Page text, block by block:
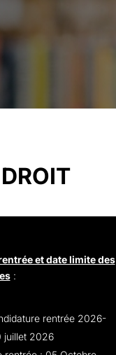
et date limite des
:
rentrée 2026-
juillet 2026